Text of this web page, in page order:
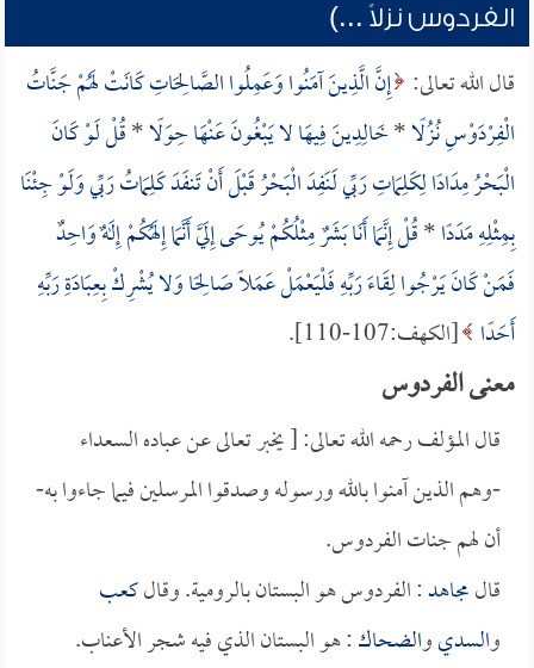
الفردوس نزلاً ...)
قال الله تعالى: إِنَّ الَّذِينَ آمَنُوا وَعَمِلُوا الصَّالِحَاتِ كَانَتْ لَهُمْ جَنَّاتُ
الْفِرْدَوْسِ نُزُلًا*خَالِدِينَ فِيهَا لا يَبْغُونَ عَنْهَا حِوَلًا*قُلْ لَوْ كَانَ
الْبَحْرُ مِدَادًا لِكَلِمَاتِ رَبِّي لَنَفِدَ الْبَحْرُ قَبْلَ أَنْ تَنفَدَ كَلِمَاتُ رَبِّي وَلَوْ جِئْنَا
بِمِثْلِهِ مَدَدًا*قُلْ إِنَّمَا أَنَا بَشَرٌ مِثْلُكُمْ يُوحَى إِلَيَّ أَنَّمَا إِلَهُكُمْ إِلَهٌ وَاحِدٌ
فَمَنْ كَانَ يَرْجُوا لِقَاءَ رَبِّهِ فَلْيَعْمَلْ عَمَلًا صَالِحًا وَلا يُشْرِكْ بِعِبَادَةِ رَبِّهِ
أَحَدًا [الكهف:107-110].
معنى الفردوس
قال المؤلف رحمه الله تعالى: [ يخبر تعالى عن عباده السعداء
-وهم الذين آمنوا بالله ورسوله وصدقوا المرسلين فيما جاءوا به-
أن لهم جنات الفردوس.
قالمجاهد: الفردوس هو البستان بالرومية. وقالكعب
والسديوالضحاك: هو البستان الذي فيه شجر الأعناب.